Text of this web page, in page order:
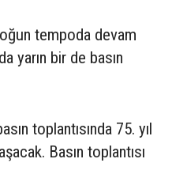
tempoda devam
yarın bir de basın
toplantısında 75. yıl
Basın toplantısı